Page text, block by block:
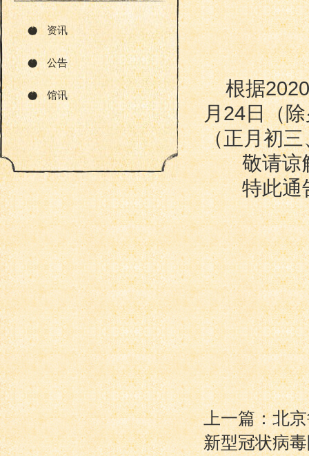
资讯
公告
馆讯
根据
月24日（
（正月初
敬请谅
特此通
上一篇：北
新型冠状病